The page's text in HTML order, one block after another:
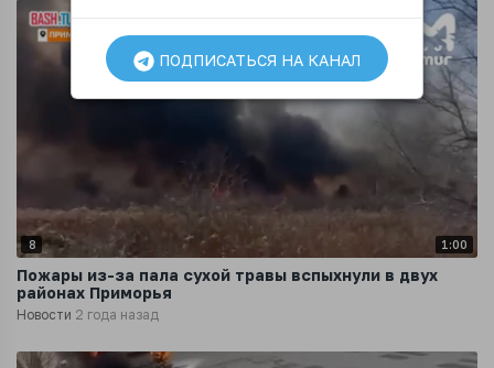
8 1:00
Пожары из-за пала сухой травы вспыхнули в двух
районах Приморья
Новости 2 года назад
ПОДПИСАТЬСЯ НА КАНАЛ